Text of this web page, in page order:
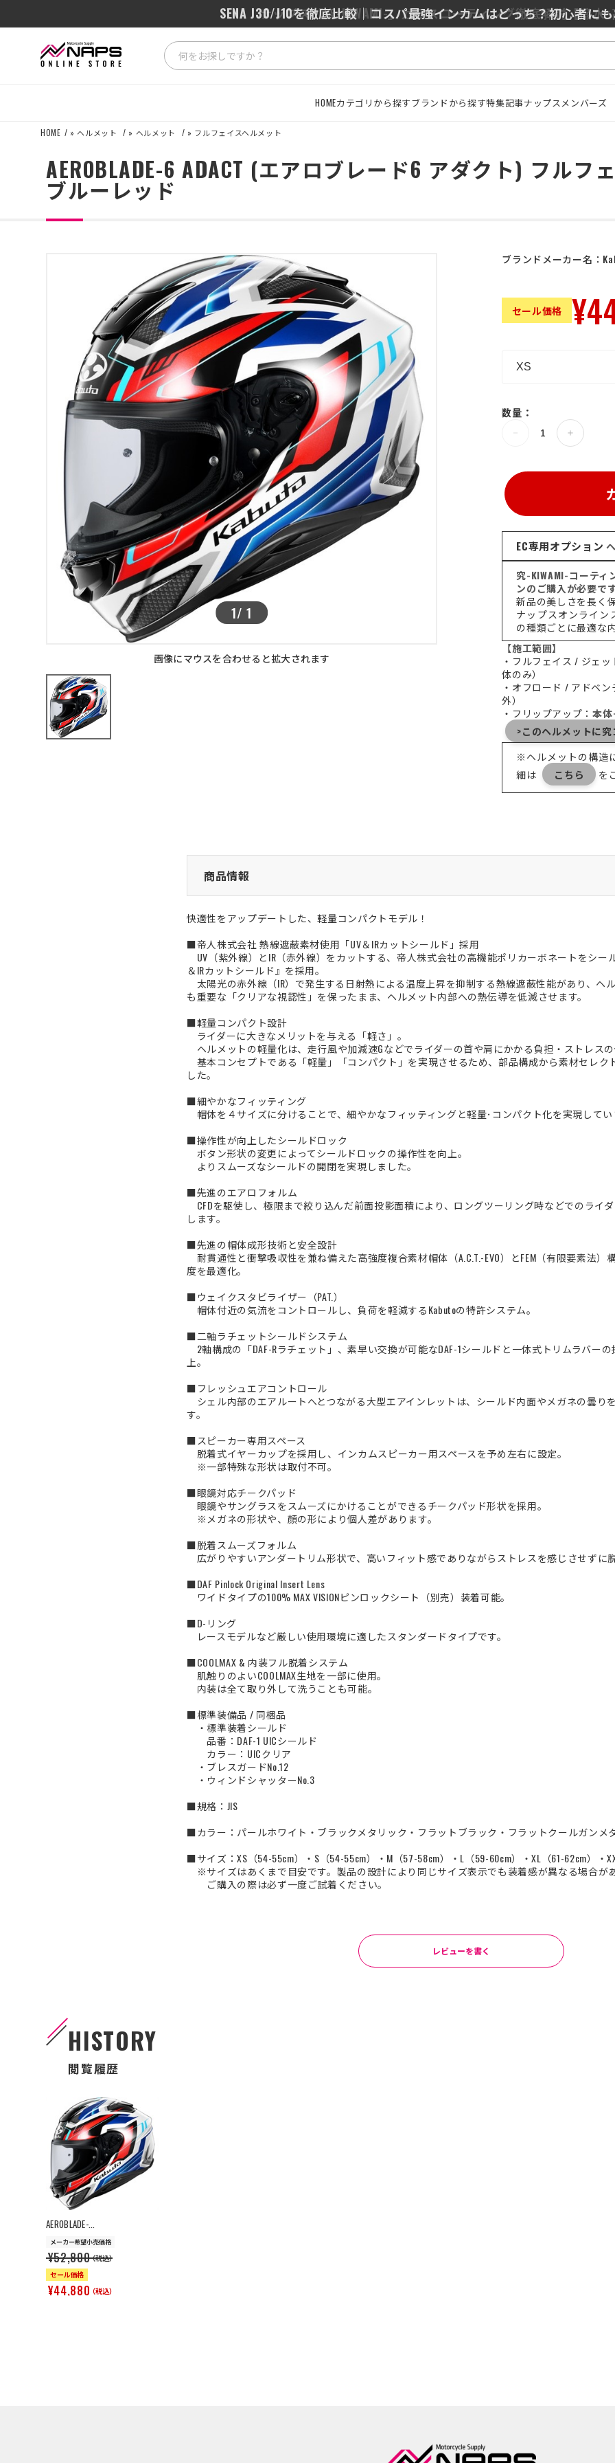
SENA J30/J10を徹底比較｜コスパ最強インカムはどっち？初心者に
HOMEカテゴリから探すブランドから探す特集記事ナップスメンバーズ
HOME » ヘルメット » ヘルメット » フルフェイスヘルメット
AEROBLADE-6 ADACT (エアロブレード6 アダクト) フルフ
ブルーレッド
1/1
>
画像にマウスを合わせると拡大されます
ブランドメーカー名：
セール価格
数量：
EC専用オプション
究-KIWAMI-コーティ
ンのご購入が必要です
新品の美しさを長く
ナップスオンライン
の種類ごとに最適な
【施工範囲】
・フルフェイス / ジェッ
体のみ）
・オフロード / アドベ
外）
・フリップアップ：本体
>このヘルメットに
※ヘルメットの構造
細は
こちら を
商品情報
快適性をアップデートした、軽量コンパクトモデル！
■帝人株式会社 熱線遮蔽素材使用「UV＆IRカットシールド」採用
UV（紫外線）とIR（赤外線）をカットする、帝人株式会社の高機能ポリカーボネートをシー
＆IRカットシールド』を採用。
太陽光の赤外線（IR）で発生する日射熱による温度上昇を抑制する熱線遮蔽性能があり、ヘ
も重要な「クリアな視認性」を保ったまま、ヘルメット内部への熱伝導を低減させます。
■軽量コンパクト設計
ライダーに大きなメリットを与える「軽さ」。
ヘルメットの軽量化は、走行風や加減速Gなどでライダーの首や肩にかかる負担・ストレスの
基本コンセプトである「軽量」「コンパクト」を実現させるため、部品構成から素材セレク
した。
■細やかなフィッティング
帽体を４サイズに分けることで、細やかなフィッティングと軽量･コンパクト化を実現してい
■操作性が向上したシールドロック
ボタン形状の変更によってシールドロックの操作性を向上。
よりスムーズなシールドの開閉を実現しました。
■先進のエアロフォルム
CFDを駆使し、極限まで絞り込んだ前面投影面積により、ロングツーリング時などでのライ
します。
■先進の帽体成形技術と安全設計
耐貫通性と衝撃吸収性を兼ね備えた高強度複合素材帽体（A.C.T.-EVO）とFEM（有限要素法）
度を最適化。
■ウェイクスタビライザー（PAT.）
帽体付近の気流をコントロールし、負荷を軽減するKabutoの特許システム。
■二軸ラチェットシールドシステム
2軸構成の「DAF-Rラチェット」、素早い交換が可能なDAF-1シールドと一体式トリムラバー
上。
■フレッシュエアコントロール
シェル内部のエアルートへとつながる大型エアインレットは、シールド内面やメガネの曇り
す。
■スピーカー専用スペース
脱着式イヤーカップを採用し、インカムスピーカー用スペースを予め左右に設定。
※一部特殊な形状は取付不可。
■眼鏡対応チークパッド
眼鏡やサングラスをスムーズにかけることができるチークパッド形状を採用。
※メガネの形状や、顔の形により個人差があります。
■脱着スムーズフォルム
広がりやすいアンダートリム形状で、高いフィット感でありながらストレスを感じさせずに
■DAF Pinlock Original Insert Lens
ワイドタイプの100% MAX VISIONピンロックシート（別売）装着可能。
■D-リング
レースモデルなど厳しい使用環境に適したスタンダードタイプです。
■COOLMAX & 内装フル脱着システム
肌触りのよいCOOLMAX生地を一部に使用。
内装は全て取り外して洗うことも可能。
■標準装備品 / 同梱品
・標準装着シールド
品番：DAF-1 UICシールド
カラー：UICクリア
・ブレスガードNo.12
・ウィンドシャッターNo.3
■規格：JIS
■カラー：パールホワイト・ブラックメタリック・フラットブラック・フラットクールガンメ
■サイズ：XS（54-55cm）・S（54-55cm）・M（57-58cm）・L（59-60cm）・XL（61-62cm）・
※サイズはあくまで目安です。製品の設計により同じサイズ表示でも装着感が異なる場合があ
ご購入の際は必ず一度ご試着ください。
レビューを書く
HISTORY
閲覧履歴
AEROBLADE-...
メーカー希望小売価格
¥52,800（税込）
セール価格
¥44,880（税込）
>